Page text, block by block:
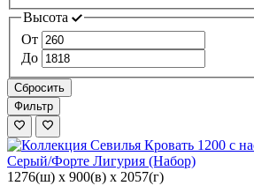
Высота
От
До
Сбросить
Фильтр
1276(ш) x 900(в) x 2057(г)